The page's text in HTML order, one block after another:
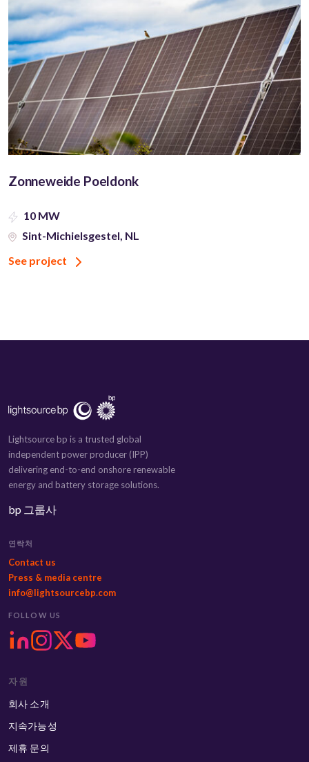
Zonneweide Poeldonk
10 MW
Sint-Michielsgestel, NL
See project
Lightsource bp is a trusted global
independent power producer (IPP)
delivering end-to-end onshore renewable
energy and battery storage solutions.
bp 그룹사
연락처
Contact us
Press & media centre
info@lightsourcebp.com
FOLLOW US
자원
회사 소개
지속가능성
제휴 문의